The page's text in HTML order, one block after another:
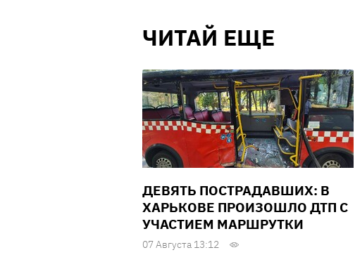
ЧИТАЙ ЕЩЕ
ДЕВЯТЬ ПОСТРАДАВШИХ: В
ХАРЬКОВЕ ПРОИЗОШЛО ДТП С
УЧАСТИЕМ МАРШРУТКИ
07 Августа 13:12